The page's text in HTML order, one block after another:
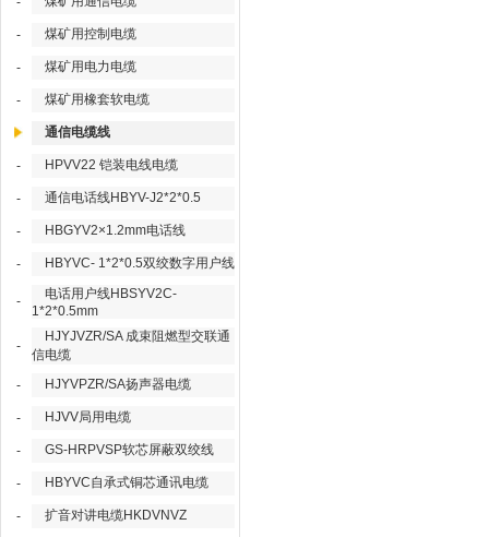
- 煤矿用控制电缆
- 煤矿用电力电缆
- 煤矿用橡套软电缆
通信电缆线
- HPVV22 铠装电线电缆
- 通信电话线HBYV-J2*2*0.5
- HBGYV2×1.2mm电话线
- HBYVC- 1*2*0.5双绞数字用户线
-
电话用户线HBSYV2C-
1*2*0.5mm
-
HJYJVZR/SA 成束阻燃型交联通
信电缆
-
HJYVPZR/SA扬声器电缆
- HJVV局用电缆
- GS-HRPVSP软芯屏蔽双绞线
- HBYVC自承式铜芯通讯电缆
- 扩音对讲电缆HKDVNVZ